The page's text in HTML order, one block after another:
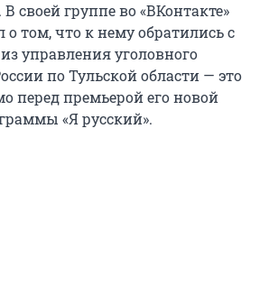
своей группе во «ВКонтакте»
о том, что к нему обратились с
управления уголовного
по Тульской области — это
перед премьерой его новой
«Я русский».